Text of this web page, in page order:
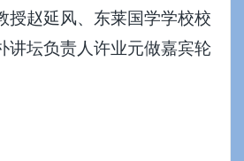
授赵延风、东莱国学学校校
讲坛负责人许业元做嘉宾轮